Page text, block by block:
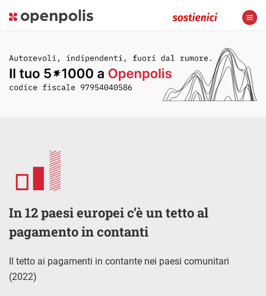
In 12 paesi europei c’è un tetto al
pagamento in contanti
Il tetto ai pagamenti in contante nei paesi comunitari
(2022)